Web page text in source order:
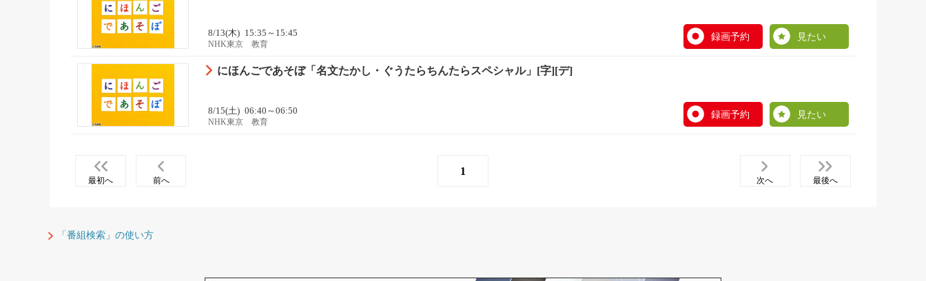
8/13(木) 15:35～15:45
NHK東京 教育
録画予約 見たい
にほんごであそぼ「名文たかし・ぐうたらちんたらスペシャル」[字][デ]
8/15(土) 06:40～06:50
NHK東京 教育
録画予約 見たい
最初へ 前へ
1
次へ 最後へ
「番組検索」の使い方